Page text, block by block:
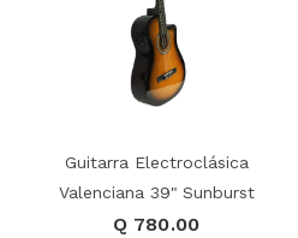
Guitarra Electroclásica
Valenciana 39" Sunburst
Q 780.00